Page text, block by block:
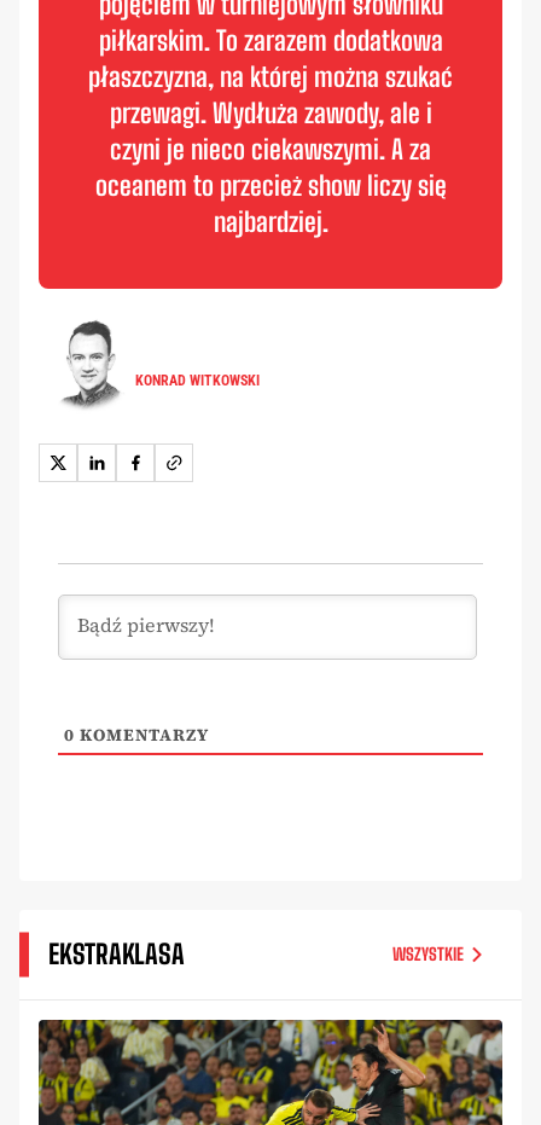
piłkarskim. To zarazem dodatkowa
płaszczyzna, na której można szukać
przewagi. Wydłuża zawody, ale i
czyni je nieco ciekawszymi. A za
oceanem to przecież show liczy się
najbardziej.
KONRAD WITKOWSKI
0 KOMENTARZY
EKSTRAKLASA WSZYSTKIE